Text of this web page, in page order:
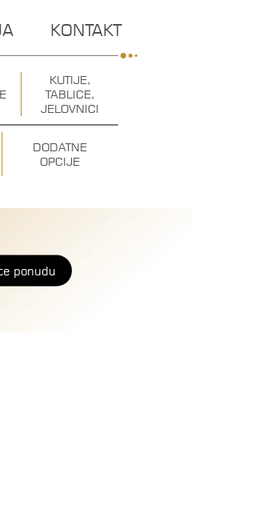
KONTAKT
KUTIJE,
TABLICE,
JELOVNICI
DODATNE
OPCIJE
ponudu
ponudu